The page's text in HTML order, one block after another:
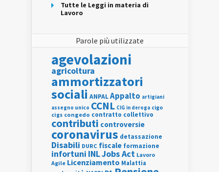
Tutte le Leggi in materia di
Lavoro
Parole più utilizzate
agevolazioni
agricoltura
ammortizzatori
sociali ANPALAppalto artigiani
assegno unico CCNL CIG in deroga cigo
cigs congedo contratto collettivo
contributi controversie
coronavirus detassazione
Disabili DURC fiscale formazione
infortuni INLJobs Act Lavoro
Agile Licenziamento Malattia